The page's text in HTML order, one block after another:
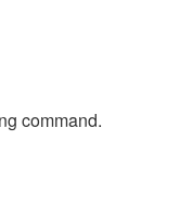
command.